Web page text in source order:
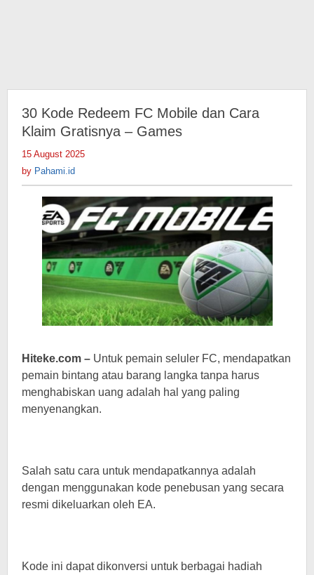
30 Kode Redeem FC Mobile dan Cara
Klaim Gratisnya – Games
15 August 2025
by Pahami.id
Hiteke.com – Untuk pemain seluler FC, mendapatkan
pemain bintang atau barang langka tanpa harus
menghabiskan uang adalah hal yang paling
menyenangkan.
Salah satu cara untuk mendapatkannya adalah
dengan menggunakan kode penebusan yang secara
resmi dikeluarkan oleh EA.
Kode ini dapat dikonversi untuk berbagai hadiah